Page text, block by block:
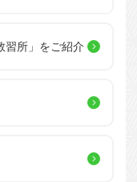
習所」をご紹介